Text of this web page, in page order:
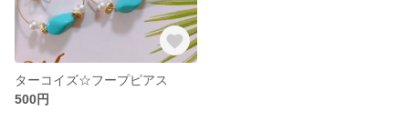
ターコイズ☆フープピアス
500円